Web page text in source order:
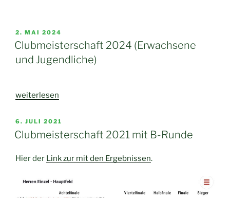
Endergebnisse“
VERÖFFENTLICHT
AM
2. MAI 2024
Clubmeisterschaft 2024 (Erwachsene
und Jugendliche)
„Clubmeisterschaft
(Erwachsene
und
weiterlesen
VERÖFFENTLICHT
AM
6. JULI 2021
Clubmeisterschaft 2021 mit B-Runde
Hier der Link zur mit den Ergebnissen.